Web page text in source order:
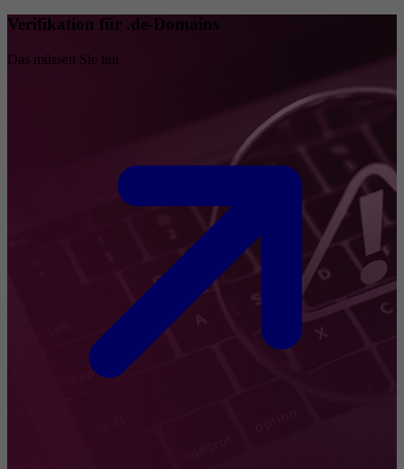
Verifikation für .de-Domains
Das müssen Sie tun